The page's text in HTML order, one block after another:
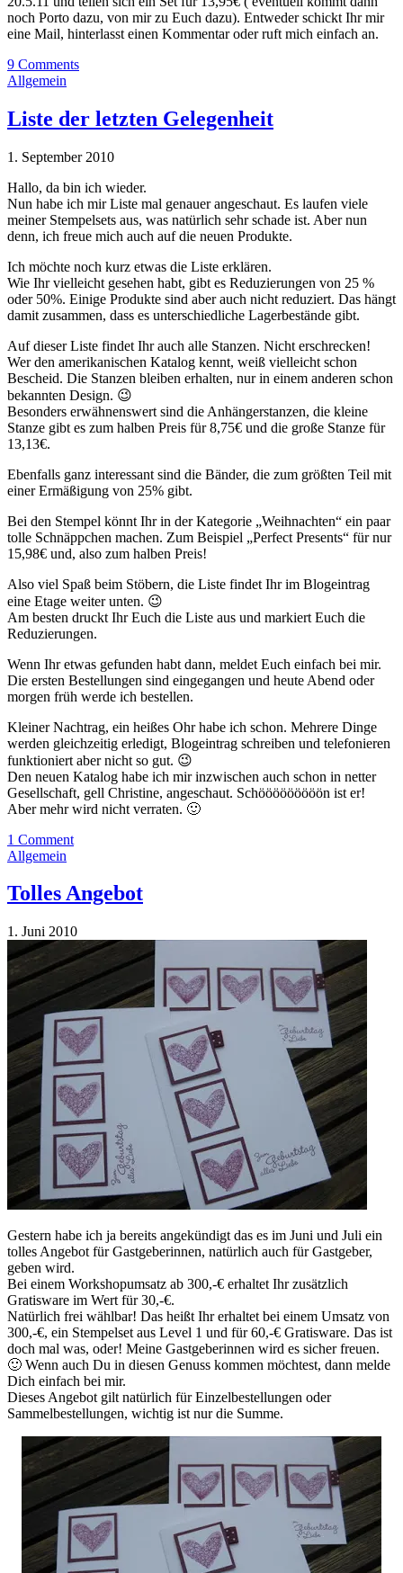
noch Porto dazu, von mir zu Euch dazu). Entweder schickt Ihr mir
eine Mail, hinterlasst einen Kommentar oder ruft mich einfach an.
9 Comments
Allgemein
Liste der letzten Gelegenheit
1. September 2010
Hallo, da bin ich wieder.
Nun habe ich mir Liste mal genauer angeschaut. Es laufen viele
meiner Stempelsets aus, was natürlich sehr schade ist. Aber nun
denn, ich freue mich auch auf die neuen Produkte.
Ich möchte noch kurz etwas die Liste erklären.
Wie Ihr vielleicht gesehen habt, gibt es Reduzierungen von 25 %
oder 50%. Einige Produkte sind aber auch nicht reduziert. Das hängt
damit zusammen, dass es unterschiedliche Lagerbestände gibt.
Auf dieser Liste findet Ihr auch alle Stanzen. Nicht erschrecken!
Wer den amerikanischen Katalog kennt, weiß vielleicht schon
Bescheid. Die Stanzen bleiben erhalten, nur in einem anderen schon
bekannten Design. 😉
Besonders erwähnenswert sind die Anhängerstanzen, die kleine
Stanze gibt es zum halben Preis für 8,75€ und die große Stanze für
13,13€.
Ebenfalls ganz interessant sind die Bänder, die zum größten Teil mit
einer Ermäßigung von 25% gibt.
Bei den Stempel könnt Ihr in der Kategorie „Weihnachten“ ein paar
tolle Schnäppchen machen. Zum Beispiel „Perfect Presents“ für nur
15,98€ und, also zum halben Preis!
Also viel Spaß beim Stöbern, die Liste findet Ihr im Blogeintrag
eine Etage weiter unten. 😉
Am besten druckt Ihr Euch die Liste aus und markiert Euch die
Reduzierungen.
Wenn Ihr etwas gefunden habt dann, meldet Euch einfach bei mir.
Die ersten Bestellungen sind eingegangen und heute Abend oder
morgen früh werde ich bestellen.
Kleiner Nachtrag, ein heißes Ohr habe ich schon. Mehrere Dinge
werden gleichzeitig erledigt, Blogeintrag schreiben und telefonieren
funktioniert aber nicht so gut. 😉
Den neuen Katalog habe ich mir inzwischen auch schon in netter
Gesellschaft, gell Christine, angeschaut. Schööööööööön ist er!
Aber mehr wird nicht verraten. 🙂
1 Comment
Allgemein
Tolles Angebot
1. Juni 2010
Gestern habe ich ja bereits angekündigt das es im Juni und Juli ein
tolles Angebot für Gastgeberinnen, natürlich auch für Gastgeber,
geben wird.
Bei einem Workshopumsatz ab 300,-€ erhaltet Ihr zusätzlich
Gratisware im Wert für 30,-€.
Natürlich frei wählbar! Das heißt Ihr erhaltet bei einem Umsatz von
300,-€, ein Stempelset aus Level 1 und für 60,-€ Gratisware. Das ist
doch mal was, oder! Meine Gastgeberinnen wird es sicher freuen.
🙂 Wenn auch Du in diesen Genuss kommen möchtest, dann melde
Dich einfach bei mir.
Dieses Angebot gilt natürlich für Einzelbestellungen oder
Sammelbestellungen, wichtig ist nur die Summe.